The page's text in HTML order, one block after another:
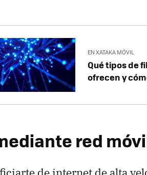
EN XATAKA MÓVIL
Qué tipos de
ofrecen y
red